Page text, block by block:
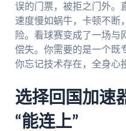
误的门票，被拒之门外。
速度慢如蜗牛，卡顿不断
险。看球赛变成了一场与
偿失。你需要的是一个既
你忘记技术存在，全身心
选择回国加速
“能连上”